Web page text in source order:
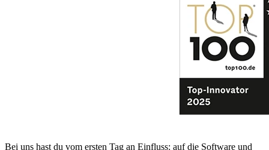
Bei uns hast du vom ersten Tag an Einfluss: auf die Software und